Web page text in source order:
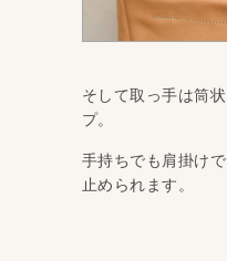
そして取っ手は筒
プ。
手持ちでも肩掛け
止められます。